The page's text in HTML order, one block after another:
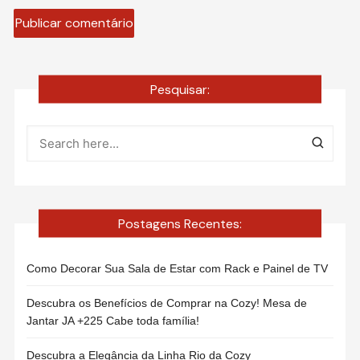
Pesquisar:
Postagens Recentes:
Como Decorar Sua Sala de Estar com Rack e Painel de TV
Descubra os Benefícios de Comprar na Cozy! Mesa de
Jantar JA +225 Cabe toda família!
Descubra a Elegância da Linha Rio da Cozy